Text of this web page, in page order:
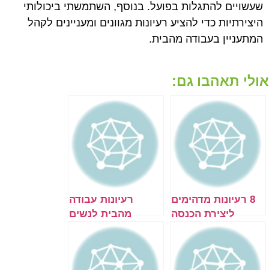
שעשויים להתגלות בפועל. בנוסף, השתמשתי ביכולותי
היצירתיות כדי להציע רעיונות מגוונים ומעניינים לקהל
המתעניין בעבודה מהבית.
אולי תאהבו גם:
8 רעיונות מדהימים
ליצירת הכנסה
נוספת מהבית
מהמחשב (אונליין)
רעיונות עבודה
מהבית לנשים
ואמהות בזמן הפנוי